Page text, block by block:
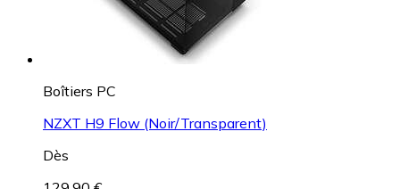
Boîtiers PC
NZXT H9 Flow (Noir/Transparent)
Dès